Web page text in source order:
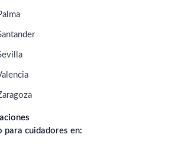
para cuidadores en: